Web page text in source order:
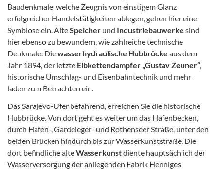
Baudenkmale, welche Zeugnis von einstigem Glanz
erfolgreicher Handelstätigkeiten ablegen, gehen hier eine
Symbiose ein. AlteSpeicher und Industriebauwerke sind
hier ebenso zu bewundern, wie zahlreiche technische
Denkmale. Diewasserhydraulische Hubbrücke aus dem
Jahr 1894, der letzte Elbkettendampfer „Gustav Zeuner“
historische Umschlag- und Eisenbahntechnik und mehr
laden zum Betrachten ein.
Das Sarajevo-Ufer befahrend, erreichen Sie die historische
Hubbrücke. Von dort geht es weiter um das Hafenbecken,
durch Hafen-, Gardeleger- und Rothenseer Straße, unter den
beiden Brücken hindurch bis zur Wasserkunststraße. Die
dort befindliche alteWasserkunstdiente hauptsächlich der
Wasserversorgung der anliegenden Fabrik Henniges.